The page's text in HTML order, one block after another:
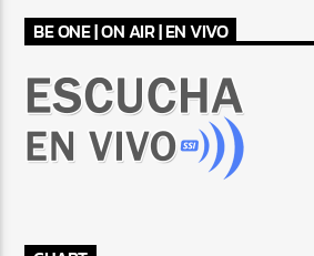
BE ONE | ON AIR | EN VIVO